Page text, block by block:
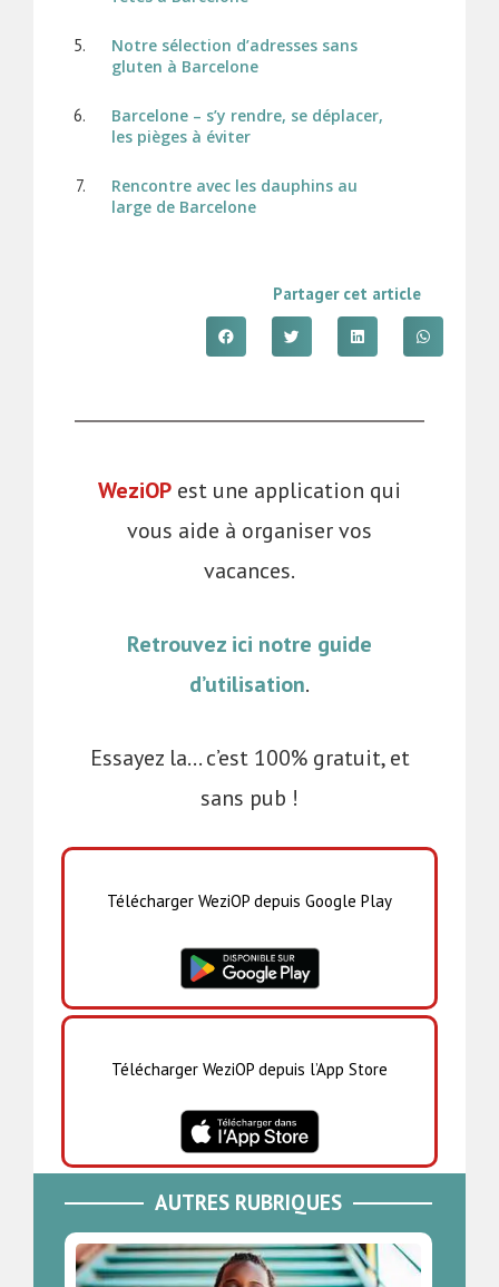
Notre sélection d’adresses sans
gluten à Barcelone
Barcelone – s’y rendre, se déplacer,
les pièges à éviter
Rencontre avec les dauphins au
large de Barcelone
Partager cet article
WeziOP est une application qui
vous aide à organiser vos
vacances.
Retrouvez ici notre guide
d’utilisation.
Essayez la… c’est 100% gratuit, et
sans pub !
Télécharger WeziOP depuis Google Play
Télécharger WeziOP depuis l’App Store
AUTRES RUBRIQUES